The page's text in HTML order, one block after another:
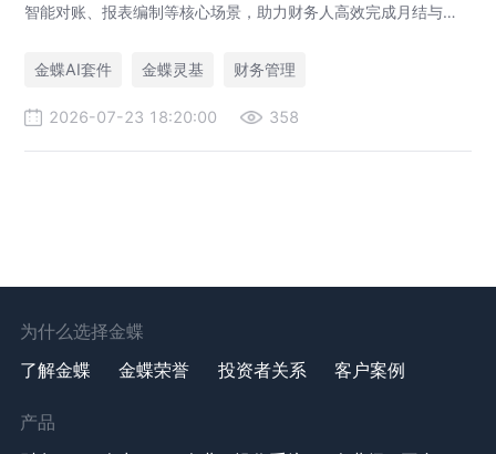
智能对账、报表编制等核心场景，助力财务人高效完成月结与业
金蝶AI套件
金蝶灵基 财务管理
2026-07-23 18:20:00 358
为什么选择金蝶
了解金蝶
金蝶荣誉 投资者关系 客户案例
产品